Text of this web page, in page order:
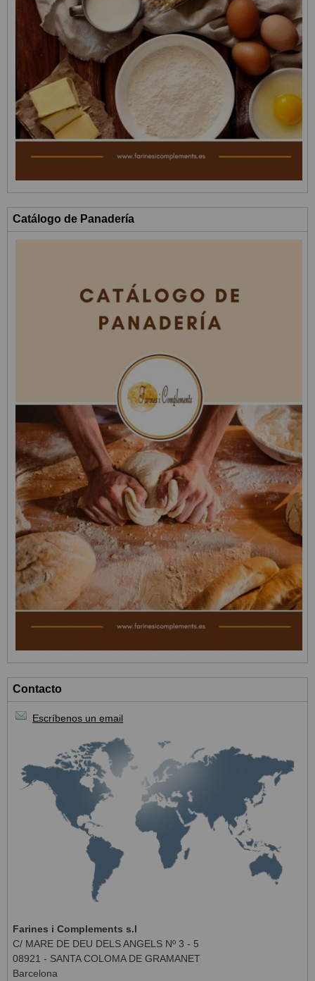
Catálogo de Panadería
Contacto
Escríbenos un email
Farines i Complements s.l
C/ MARE DE DEU DELS ANGELS Nº 3 - 5
08921 - SANTA COLOMA DE GRAMANET
Barcelona